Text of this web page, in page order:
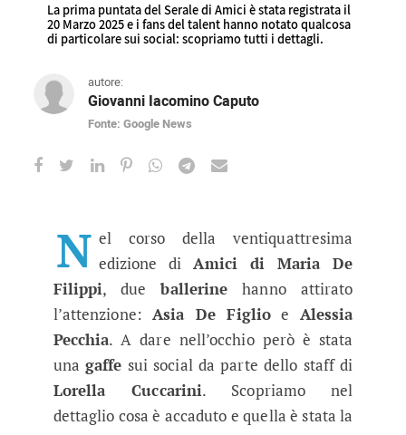
La prima puntata del Serale di Amici è stata registrata il
20 Marzo 2025 e i fans del talent hanno notato qualcosa
di particolare sui social: scopriamo tutti i dettagli.
autore:
Giovanni Iacomino Caputo
Fonte: Google News
Amici, Asia e Alessia: la gaffe di
N el corso della ventiquattresima
edizione diAmici di Maria De
Filippi, dueballerine hanno attirato
l’attenzione:Asia De Figlio e Alessia
Pecchia. A dare nell’occhio però è stata
una gaffe sui social da parte dello staff di
Lorella Cuccarini. Scopriamo nel
dettaglio cosa è accaduto e quella è stata la